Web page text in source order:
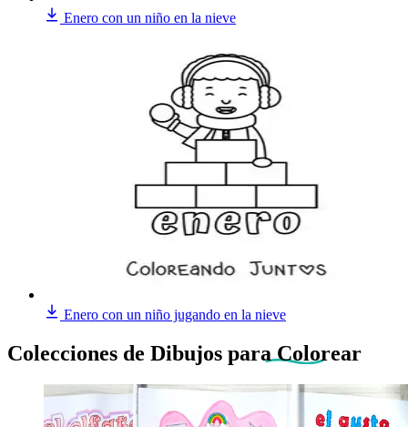
Enero con un niño en la nieve
Enero con un niño jugando en la nieve
Colecciones de Dibujos para Colorear